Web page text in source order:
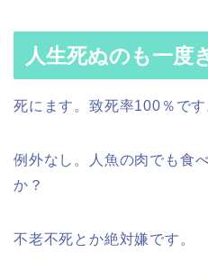
人生死ぬのも一度
死にます。致死率100％です
例外なし。人魚の肉でも食
か？
不老不死とか絶対嫌です。